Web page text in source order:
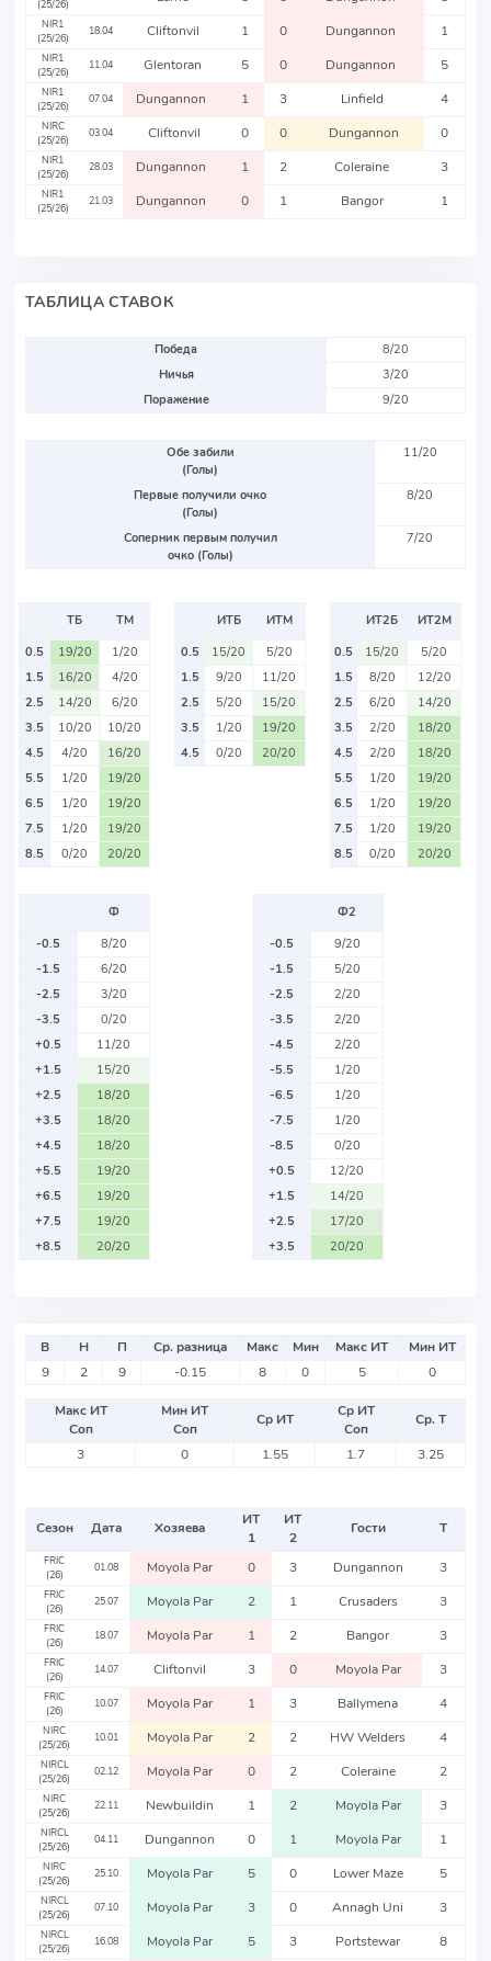
(25/26)
NIR1
(25/26)
18.04 Cliftonvil 1 0 Dungannon 1
NIR1
(25/26)
11.04 Glentoran 5 0 Dungannon 5
NIR1
(25/26)
07.04 Dungannon 1 3 Linfield 4
NIRC
(25/26)
03.04 Cliftonvil 0 0 Dungannon 0
NIR1
(25/26)
28.03 Dungannon 1 2 Coleraine 3
NIR1
(25/26)
21.03 Dungannon 0 1 Bangor 1
ТАБЛИЦА СТАВОК
Победа
8/20
Ничья
3/20
Поражение
9/20
Обе забили
(Голы)
11/20
Первые получили очко
(Голы)
8/20
Соперник первым получил
очко (Голы)
7/20
ТБ
ТМ
0.5
19/20
1/20
1.5
16/20
4/20
2.5
14/20
6/20
3.5
10/20
10/20
4.5
4/20
16/20
5.5
1/20
19/20
6.5
1/20
19/20
7.5
1/20
19/20
8.5
0/20 20/20
ИТБ
ИТМ
0.5
15/20
5/20
1.5
9/20
11/20
2.5
5/20
15/20
3.5
1/20
19/20
4.5
0/20 20/20
ИТ2Б
ИТ2М
0.5
15/20
5/20
1.5
8/20
12/20
2.5
6/20
14/20
3.5
2/20
18/20
4.5
2/20
18/20
5.5
1/20
19/20
6.5
1/20
19/20
7.5
1/20
19/20
8.5
0/20 20/20
Ф
-0.5
8/20
-1.5
6/20
-2.5
3/20
-3.5
0/20
+0.5
11/20
+1.5
15/20
+2.5
18/20
+3.5
18/20
+4.5
18/20
+5.5
19/20
+6.5
19/20
+7.5
19/20
+8.5
20/20
Ф2
-0.5
9/20
-1.5
5/20
-2.5
2/20
-3.5
2/20
-4.5
2/20
-5.5
1/20
-6.5
1/20
-7.5
1/20
-8.5
0/20
+0.5
12/20
+1.5
14/20
+2.5
17/20
+3.5
20/20
В Н П Ср. разница Макс Мин Макс ИТ
Мин ИТ
9
2 9 -0.15 8 0 5 0
Макс ИТ
Соп
Мин ИТ
Соп
Ср ИТ
Ср ИТ
Соп
Ср. Т
3
0 1.55 1.7 3.25
Сезон Дата Хозяева
ИТ
1
ИТ
2
Гости Т
FRIC
(26)
01.08 Moyola Par 0 3 Dungannon 3
FRIC
(26)
25.07 Moyola Par 2 1 Crusaders 3
FRIC
(26)
18.07 Moyola Par 1 2 Bangor 3
FRIC
(26)
14.07 Cliftonvil 3 0 Moyola Par 3
FRIC
(26)
10.07 Moyola Par 1 3 Ballymena 4
NIRC
(25/26)
10.01 Moyola Par 2 2 HW Welders 4
NIRCL
(25/26)
02.12 Moyola Par 0 2 Coleraine 2
NIRC
(25/26)
22.11 Newbuildin 1 2 Moyola Par 3
NIRCL
(25/26)
04.11 Dungannon 0 1 Moyola Par 1
NIRC
(25/26)
25.10 Moyola Par 5 0 Lower Maze 5
NIRCL
(25/26)
07.10 Moyola Par 3 0 Annagh Uni 3
NIRCL
(25/26)
16.08 Moyola Par 5 3 Portstewar 8